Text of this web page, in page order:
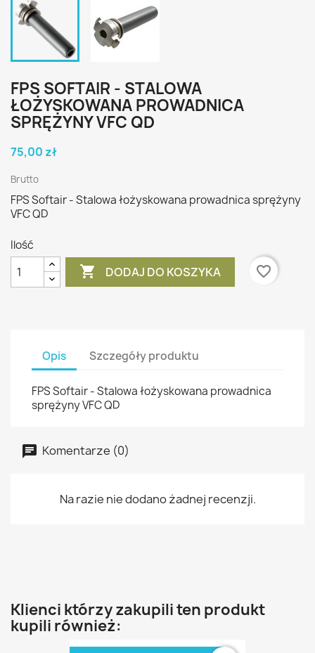
FPS SOFTAIR - STALOWA
ŁOŻYSKOWANA PROWADNICA
SPRĘŻYNY VFC QD
75,00 zł
Brutto
FPS Softair - Stalowa łożyskowana prowadnica sprężyny
VFC QD
Ilość
 DODAJ DO KOSZYKA favorite_border
Opis Szczegóły produktu
FPS Softair - Stalowa łożyskowana prowadnica
sprężyny VFC QD
Komentarze (0)
Na razie nie dodano żadnej recenzji.
Klienci którzy zakupili ten produkt
kupili również: